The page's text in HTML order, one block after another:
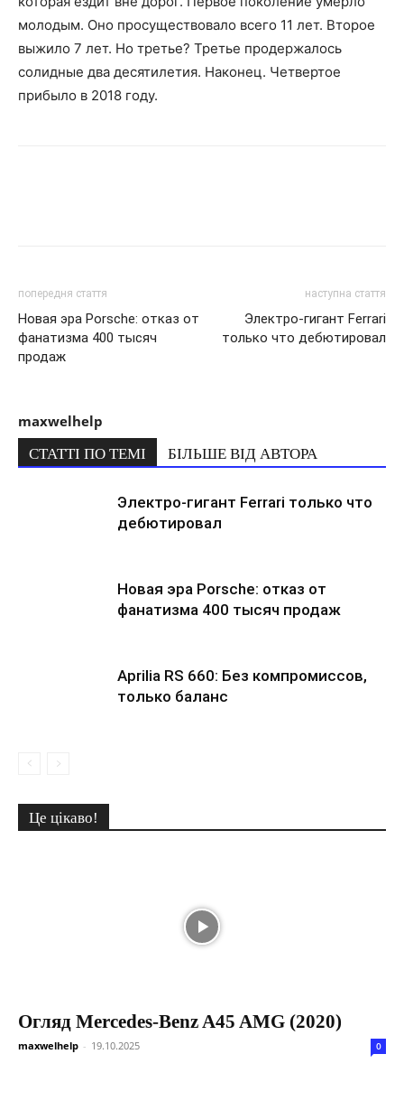
молодым. Оно просуществовало всего 11 лет. Второе
выжило 7 лет. Но третье? Третье продержалось
солидные два десятилетия. Наконец. Четвертое
прибыло в 2018 году.
попередня стаття
Новая эра Porsche: отказ от
фанатизма 400 тысяч
продаж
наступна стаття
Электро-гигант Ferrari
только что дебютировал
maxwelhelp
СТАТТІ ПО ТЕМІ БІЛЬШЕ ВІД АВТОРА
Электро-гигант Ferrari только что
дебютировал
Новая эра Porsche: отказ от
фанатизма 400 тысяч продаж
Aprilia RS 660: Без компромиссов,
только баланс
Це цікаво!
Огляд Mercedes-Benz A45 AMG (2020)
maxwelhelp - 19.10.2025 0